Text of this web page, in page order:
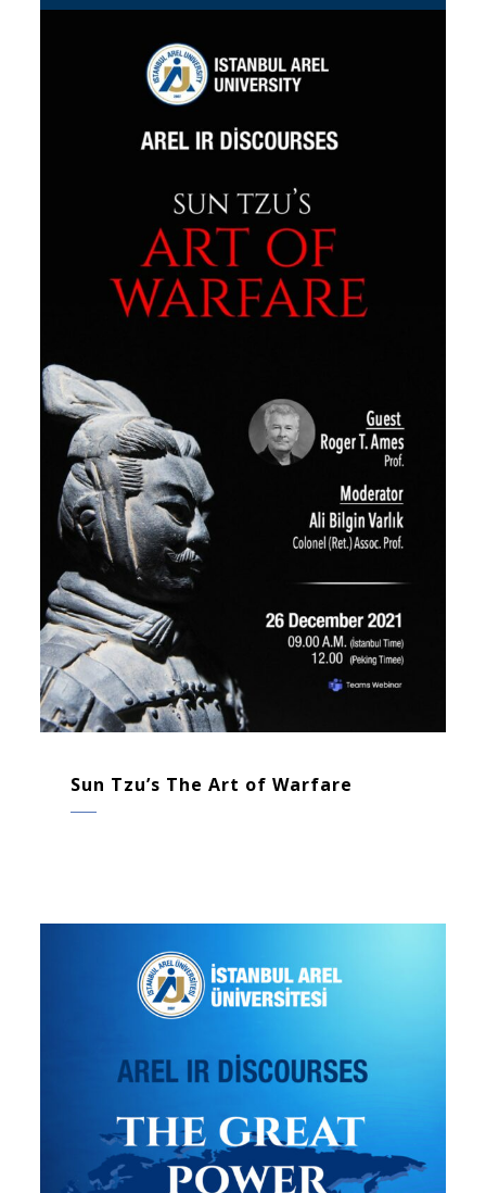
Sun Tzu’s The Art of Warfare